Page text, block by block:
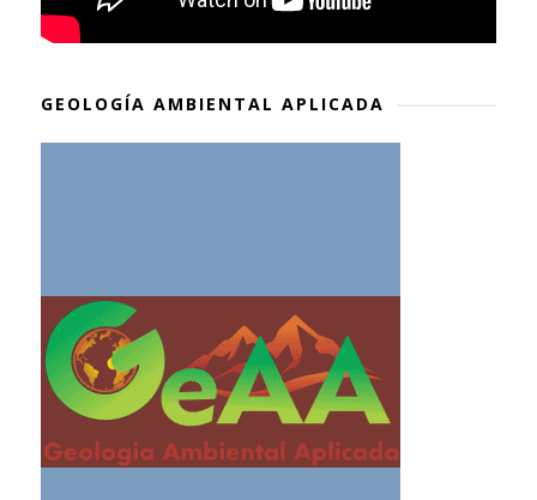
GEOLOGÍA AMBIENTAL APLICADA